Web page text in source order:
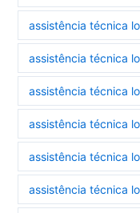
assistência técnica
assistência técnica
assistência técnica
assistência técnica
assistência técnica
assistência técnica